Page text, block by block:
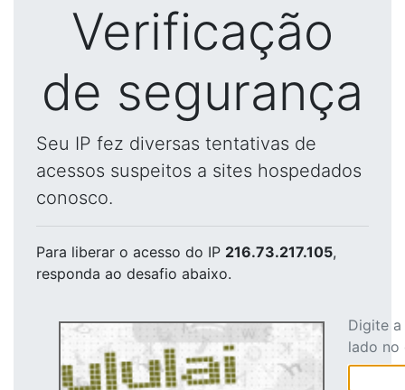
Verificação
de segurança
Seu IP fez diversas tentativas de
acessos suspeitos a sites hospedados
conosco.
Para liberar o acesso do IP 216.73.217.105,
responda ao desafio abaixo.
Digite
lado no